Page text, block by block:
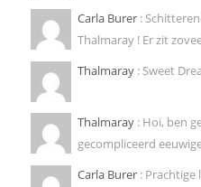
Carla Burer :
Thalmaray ! Er zit
Thalmaray : Sweet
Thalmaray : Hoi, ben
gecompliceerd
Carla Burer : Prachtige